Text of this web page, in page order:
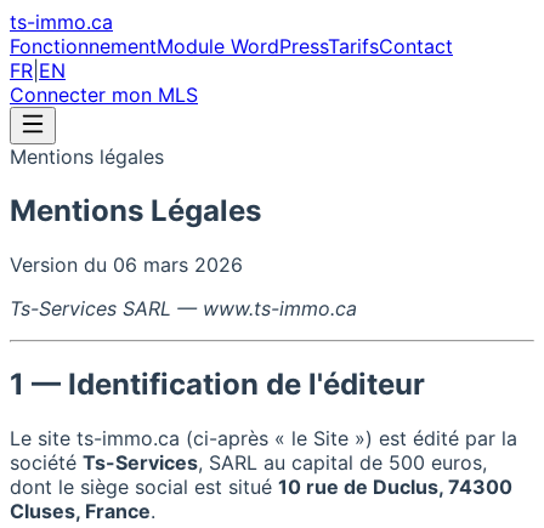
ts-immo.ca
FonctionnementModule WordPressTarifsContact
FR EN
Connecter mon MLS
Mentions légales
Mentions Légales
Version du 06 mars 2026
Ts-Services SARL — www.ts-immo.ca
1 — Identification de l'éditeur
Le site ts-immo.ca (ci-après « le Site ») est édité par la
société Ts-Services, SARL au capital de 500 euros,
dont le siège social est situé 10 rue de Duclus, 74300
Cluses, France.